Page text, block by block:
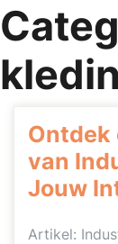
Ontdek
van
Jouw
Artikel: